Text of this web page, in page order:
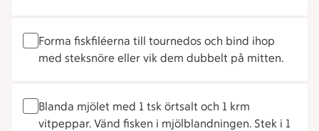
Forma fiskfiléerna till tournedos och bind ihop
med steksnöre eller vik dem dubbelt på mitten.
Blanda mjölet med 1 tsk örtsalt och 1 krm
vitpeppar. Vänd fisken i mjölblandningen. Stek i 1